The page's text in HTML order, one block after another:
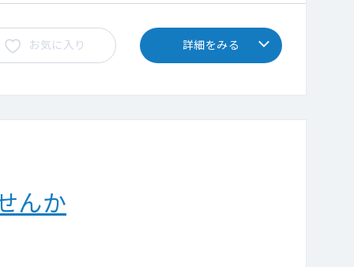
お気に入り 詳細をみる
んか